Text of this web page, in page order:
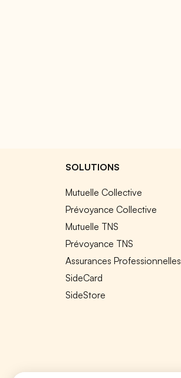
SOLUTIONS
Mutuelle Collective
Prévoyance Collective
Mutuelle TNS
Prévoyance TNS
Assurances Professionnelles
SideCard
SideStore